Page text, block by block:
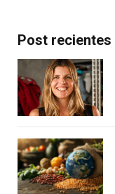
Post recientes